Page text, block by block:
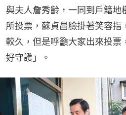
與夫人詹秀齡，一同到戶籍地
所投票，蘇貞昌臉掛著笑容指
較久，但是呼籲大家出來投票
好守護」。